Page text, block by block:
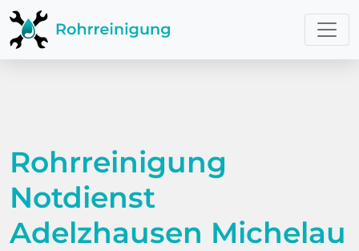
Rohrreinigung
Notdienst
Adelzhausen Michelau